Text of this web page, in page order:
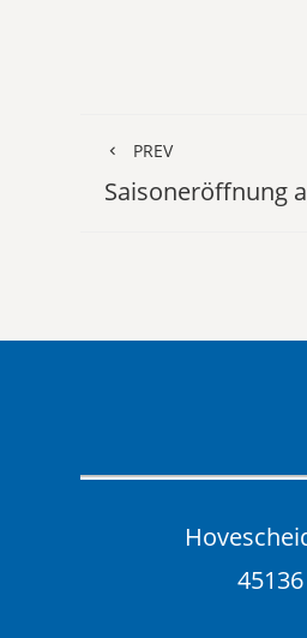
PREV
Saisoneröffnung